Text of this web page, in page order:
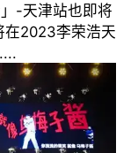
」-天津站也即将
在2023李荣浩天